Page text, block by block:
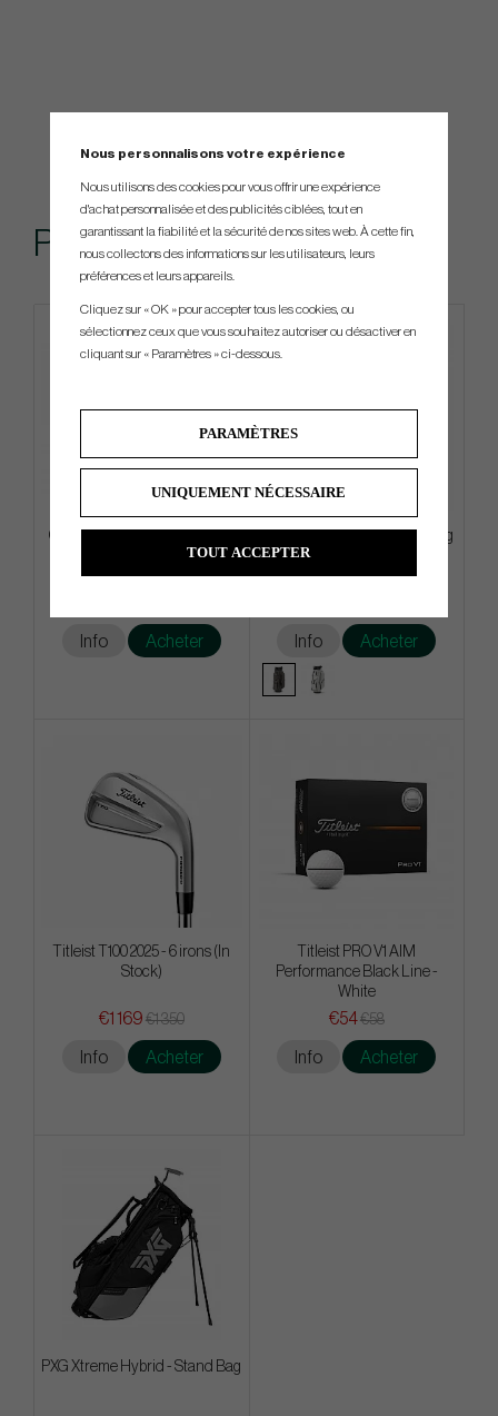
Produits similaires
4 FOR 3
Callaway Chrome Tour 2026 -
Info Acheter
Vessel Lux PRO Cart - Cart Bag
Info Acheter
Titleist T100 2025 - 6 irons (In
Stock)
€1 169 €1 350
Info Acheter
Titleist PRO V1 AIM
Performance Black Line -
White
€54€58
Info Acheter
PXG Xtreme Hybrid - Stand Bag
Nous personnalisons votre expérience
Nous utilisons des cookies pour vous offrir une expérience
d'achat personnalisée et des publicités ciblées, tout en
garantissant la fiabilité et la sécurité de nos sites web. À cette fin,
nous collectons des informations sur les utilisateurs, leurs
préférences et leurs appareils.
Cliquez sur « OK » pour accepter tous les cookies, ou
sélectionnez ceux que vous souhaitez autoriser ou désactiver en
cliquant sur « Paramètres » ci-dessous.
PARAMÈTRES
UNIQUEMENT NÉCESSAIRE
TOUT ACCEPTER